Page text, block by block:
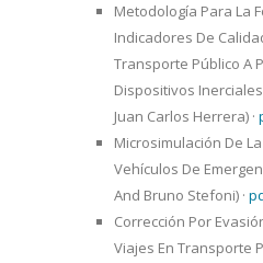
Metodología Para La
Indicadores De
Transporte Público A
Dispositivos
Juan Carlos Herrera) ·
Microsimulación De
Vehículos De
And Bruno Stefoni) ·
Corrección Por
Viajes En Transporte